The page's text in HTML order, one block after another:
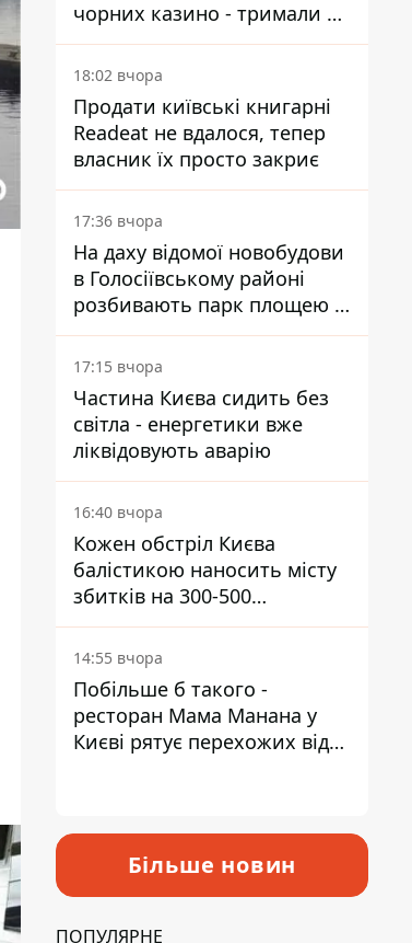
чорних казино - тримали 39
закладів
18:02 вчора
Продати київські книгарні
Readeat не вдалося, тепер
власник їх просто закриє
17:36 вчора
На даху відомої новобудови
в Голосіївському районі
розбивають парк площею в
гектар
17:15 вчора
Частина Києва сидить без
світла - енергетики вже
ліквідовують аварію
16:40 вчора
Кожен обстріл Києва
балістикою наносить місту
збитків на 300-500
мільйонів - Петро
Пантелеєв
14:55 вчора
Побільше б такого -
ресторан Мама Манана у
Києві рятує перехожих від
Більше новин
ПОПУЛЯРНЕ